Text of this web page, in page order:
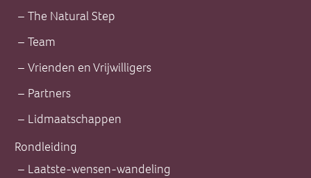
The Natural Step
Team
Vrienden en Vrijwilligers
Partners
Lidmaatschappen
Rondleiding
Laatste-wensen-wandeling